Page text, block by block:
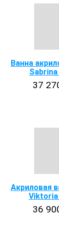
Ванна
37
Акриловая
Viktoria
36